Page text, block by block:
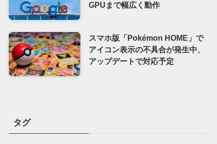
GPUまで幅広く動作
スマホ版「Pokémon HOME」で
アイコン表示の不具合が発生中、
アップデートで対応予定
タグ